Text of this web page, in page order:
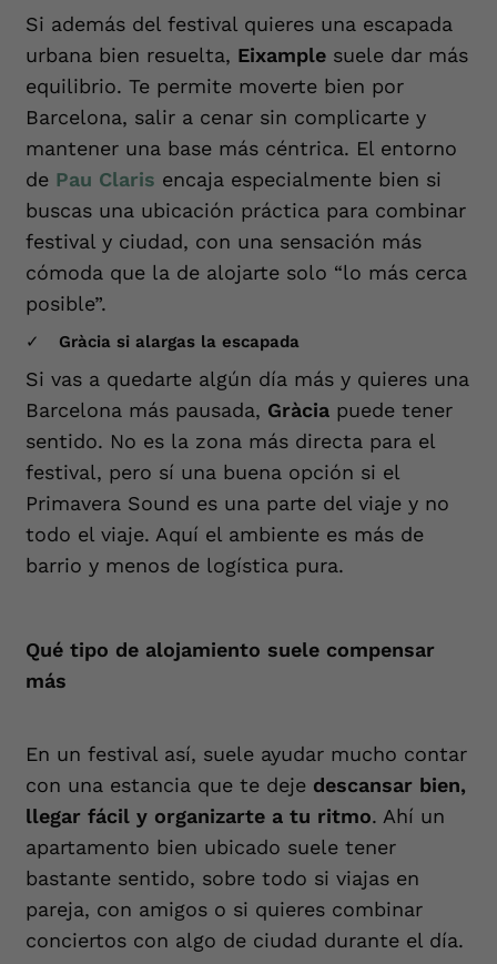
Si además del festival quieres una escapada
urbana bien resuelta, Eixample suele dar más
equilibrio. Te permite moverte bien por
Barcelona, salir a cenar sin complicarte y
mantener una base más céntrica. El entorno
de Pau Claris encaja especialmente bien si
buscas una ubicación práctica para combinar
festival y ciudad, con una sensación más
cómoda que la de alojarte solo “lo más cerca
posible”.
Gràcia si alargas la escapada
Si vas a quedarte algún día más y quieres una
Barcelona más pausada, Gràcia puede tener
sentido. No es la zona más directa para el
festival, pero sí una buena opción si el
Primavera Sound es una parte del viaje y no
todo el viaje. Aquí el ambiente es más de
barrio y menos de logística pura.
Qué tipo de alojamiento suele compensar
más
En un festival así, suele ayudar mucho contar
con una estancia que te deje descansar bien,
llegar fácil y organizarte a tu ritmo. Ahí un
apartamento bien ubicado suele tener
bastante sentido, sobre todo si viajas en
pareja, con amigos o si quieres combinar
conciertos con algo de ciudad durante el día.